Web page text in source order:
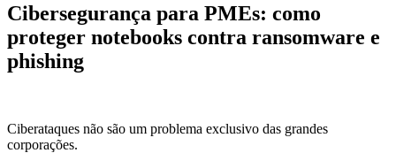
Cibersegurança para PMEs: como
proteger notebooks contra ransomware e
phishing
Ciberataques não são um problema exclusivo das grandes
corporações.